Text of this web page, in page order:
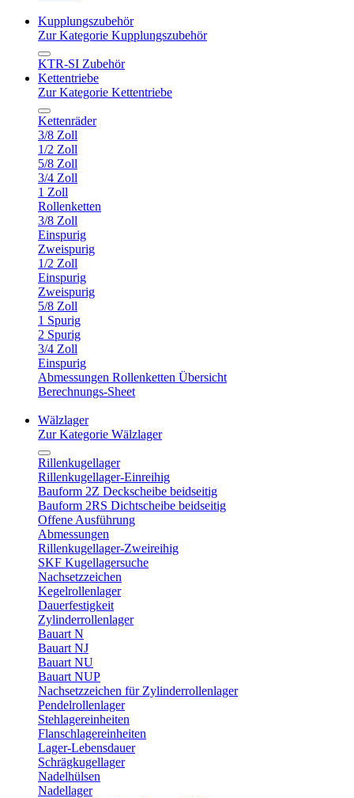
Kupplungszubehör
Zur Kategorie Kupplungszubehör
KTR-SI Zubehör
Kettentriebe
Zur Kategorie Kettentriebe
Kettenräder
3/8 Zoll
1/2 Zoll
5/8 Zoll
3/4 Zoll
1 Zoll
Rollenketten
3/8 Zoll
Einspurig
Zweispurig
1/2 Zoll
Einspurig
Zweispurig
5/8 Zoll
1 Spurig
2 Spurig
3/4 Zoll
Einspurig
Abmessungen Rollenketten Übersicht
Berechnungs-Sheet
Wälzlager
Zur Kategorie Wälzlager
Rillenkugellager
Rillenkugellager-Einreihig
Bauform 2Z Deckscheibe beidseitig
Bauform 2RS Dichtscheibe beidseitig
Offene Ausführung
Abmessungen
Rillenkugellager-Zweireihig
SKF Kugellagersuche
Nachsetzzeichen
Kegelrollenlager
Dauerfestigkeit
Zylinderrollenlager
Bauart N
Bauart NJ
Bauart NU
Bauart NUP
Nachsetzzeichen für Zylinderrollenlager
Pendelrollenlager
Stehlagereinheiten
Flanschlagereinheiten
Lager-Lebensdauer
Schrägkugellager
Nadelhülsen
Nadellager